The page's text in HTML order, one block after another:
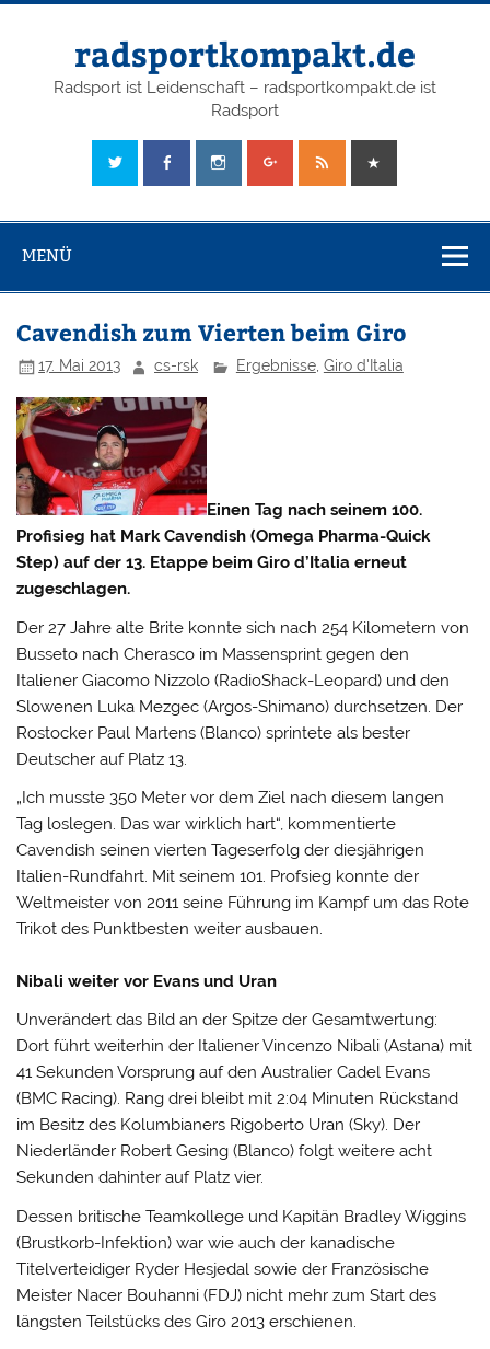
radsportkompakt.de
Radsport ist Leidenschaft – radsportkompakt.de ist
Radsport
MENÜ
Cavendish zum Vierten beim Giro
17. Mai 2013 cs-rsk Ergebnisse, Giro d'Italia
Einen Tag nach seinem 100.
Profisieg hat Mark Cavendish (Omega Pharma-Quick
Step) auf der 13. Etappe beim Giro d’Italia erneut
zugeschlagen.
Der 27 Jahre alte Brite konnte sich nach 254 Kilometern von
Busseto nach Cherasco im Massensprint gegen den
Italiener Giacomo Nizzolo (RadioShack-Leopard) und den
Slowenen Luka Mezgec (Argos-Shimano) durchsetzen. Der
Rostocker Paul Martens (Blanco) sprintete als bester
Deutscher auf Platz 13.
„Ich musste 350 Meter vor dem Ziel nach diesem langen
Tag loslegen. Das war wirklich hart“, kommentierte
Cavendish seinen vierten Tageserfolg der diesjährigen
Italien-Rundfahrt. Mit seinem 101. Profsieg konnte der
Weltmeister von 2011 seine Führung im Kampf um das Rote
Trikot des Punktbesten weiter ausbauen.
Nibali weiter vor Evans und Uran
Unverändert das Bild an der Spitze der Gesamtwertung:
Dort führt weiterhin der Italiener Vincenzo Nibali (Astana) mit
41 Sekunden Vorsprung auf den Australier Cadel Evans
(BMC Racing). Rang drei bleibt mit 2:04 Minuten Rückstand
im Besitz des Kolumbianers Rigoberto Uran (Sky). Der
Niederländer Robert Gesing (Blanco) folgt weitere acht
Sekunden dahinter auf Platz vier.
Dessen britische Teamkollege und Kapitän Bradley Wiggins
(Brustkorb-Infektion) war wie auch der kanadische
Titelverteidiger Ryder Hesjedal sowie der Französische
Meister Nacer Bouhanni (FDJ) nicht mehr zum Start des
längsten Teilstücks des Giro 2013 erschienen.